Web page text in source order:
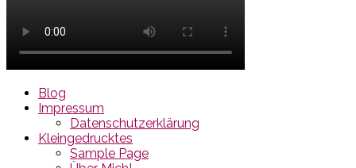
Blog
Impressum
Datenschutzerklärung
Kleingedrucktes
Sample Page